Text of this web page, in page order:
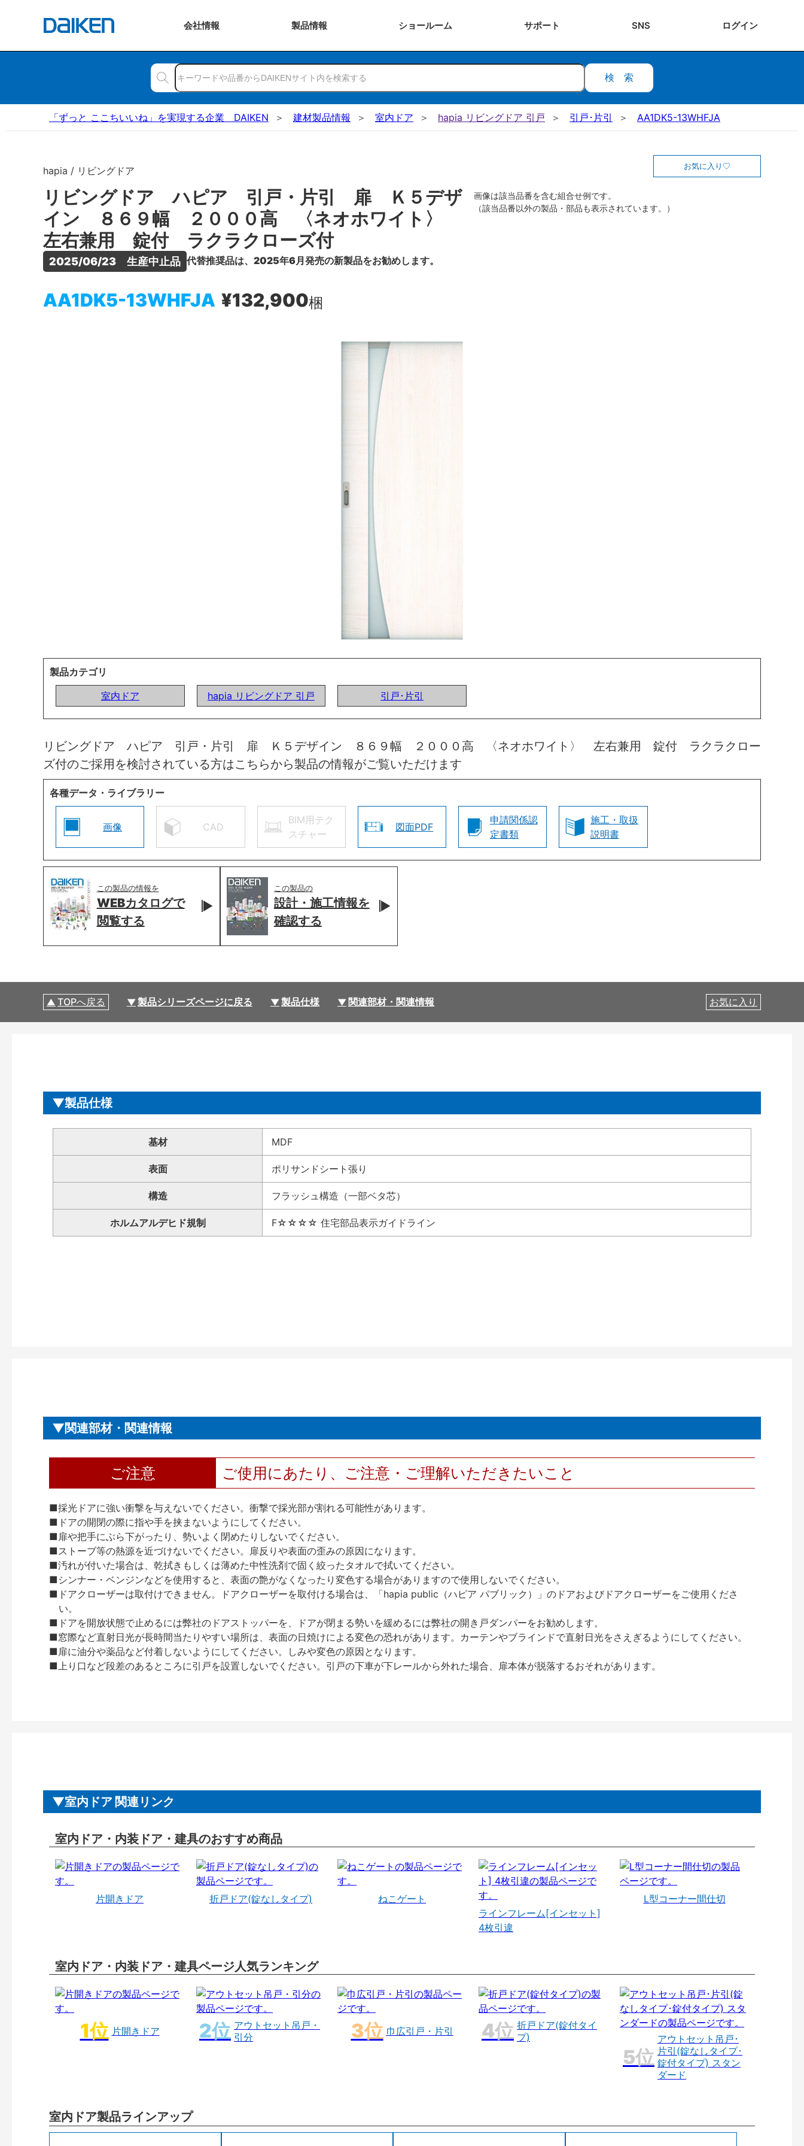
会社情報 製品情報 ショールーム サポート SNS ログイン
検索
「ずっと ここちいいね」を実現する企業 DAIKEN 建材製品情報 室内ドア hapia リビングドア 引戸 引戸･片引 AA1DK5-13WHFJA
hapia / リビングドア
リビングドア ハピア 引戸・片引 扉 Ｋ５デザ
イン ８６９幅 ２０００高 〈ネオホワイト〉
左右兼用 錠付 ラクラクローズ付
2025/06/23　生産中止品 代替推奨品は、2025年6月発売の新製品をお勧めします。
AA1DK5-13WHFJA ¥132,900梱
お気に入り
画像は該当品番を含む組合せ例です。
（該当品番以外の製品・部品も表示されています。）
製品カテゴリ
室内ドア
hapia リビングドア 引戸 引戸･片引
リビングドア ハピア 引戸・片引 扉 Ｋ５デザイン ８６９幅 ２０００高 〈ネオホワイト〉 左右兼用 錠付 ラクラクロー
ズ付のご採用を検討されている方はこちらから製品の情報がご覧いただけます
各種データ・ライブラリー
画像 CAD
BIM用テク
スチャー
図面PDF
申請関係認
定書類
施工・取扱
説明書
この製品の情報を
WEBカタログで
閲覧する
この製品の
設計・施工情報を
確認する
TOPへ戻る 製品シリーズページに戻る 製品仕様 関連部材・関連情報 お気に入り
製品仕様
基材 MDF
表面 ポリサンドシート張り
構造 フラッシュ構造（一部ベタ芯）
ホルムアルデヒド規制 F☆☆☆☆ 住宅部品表示ガイドライン
関連部材・関連情報
ご注意 ご使用にあたり、ご注意・ご理解いただきたいこと
■採光ドアに強い衝撃を与えないでください。衝撃で採光部が割れる可能性があります。
■ドアの開閉の際に指や手を挟まないようにしてください。
■扉や把手にぶら下がったり、勢いよく閉めたりしないでください。
■ストーブ等の熱源を近づけないでください。扉反りや表面の歪みの原因になります。
■汚れが付いた場合は、乾拭きもしくは薄めた中性洗剤で固く絞ったタオルで拭いてください。
■シンナー・ベンジンなどを使用すると、表面の艶がなくなったり変色する場合がありますので使用しないでください。
■ドアクローザーは取付けできません。ドアクローザーを取付ける場合は、「hapia public（ハピア パブリック）」のドアおよびドアクローザーをご使用くださ
い。
■ドアを開放状態で止めるには弊社のドアストッパーを、ドアが閉まる勢いを緩めるには弊社の開き戸ダンパーをお勧めします。
■窓際など直射日光が長時間当たりやすい場所は、表面の日焼けによる変色の恐れがあります。カーテンやブラインドで直射日光をさえぎるようにしてください。
■扉に油分や薬品など付着しないようにしてください。しみや変色の原因となります。
■上り口など段差のあるところに引戸を設置しないでください。引戸の下車が下レールから外れた場合、扉本体が脱落するおそれがあります。
室内ドア 関連リンク
室内ドア・内装ドア・建具のおすすめ商品
片開きドア 折戸ドア(錠なしタイプ)
ねこゲート
ラインフレーム[インセット]
4枚引違
L型コーナー間仕切
室内ドア・内装ドア・建具ページ人気ランキング
片開きドア
アウトセット吊戸・
引分
巾広引戸・片引
折戸ドア(錠付タイ
プ)
アウトセット吊戸･
片引(錠なしタイプ･
錠付タイプ) スタン
ダード
室内ドア製品ラインアップ